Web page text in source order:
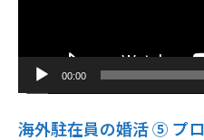
00:00
海外駐在員の婚活 ⑤ プ